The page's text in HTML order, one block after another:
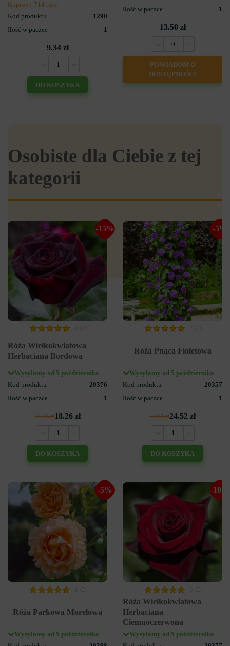
Kupiony 714 razy
Kod produktu
1290
Ilość w paczce
1
9.34 zł
DO KOSZYKA
Ilość w paczce
1
13.50 zł
POWIADOM O
DOSTĘPNOŚCI
Osobiste dla Ciebie z tej
kategorii
-15%
Róża Wielkokwiatowa
Herbaciana Bordowa
Wysyłamy od 5 października
Kod produktu
20376
Ilość w paczce
1
21.48 zł18.26 zł
DO KOSZYKA
-5%
Róża Pnąca Fioletowa
Wysyłamy od 5 października
Kod produktu
20357
Ilość w paczce
1
25.81 zł24.52 zł
DO KOSZYKA
-5%
Róża Parkowa Morelowa
Wysyłamy od 5 października
-10%
Róża Wielkokwiatowa
Herbaciana
Ciemnoczerwona
Wysyłamy od 5 października